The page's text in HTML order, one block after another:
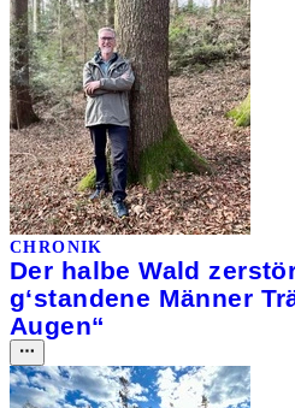
CHRONIK
Der halbe Wald
g‘standene Männer
Augen“